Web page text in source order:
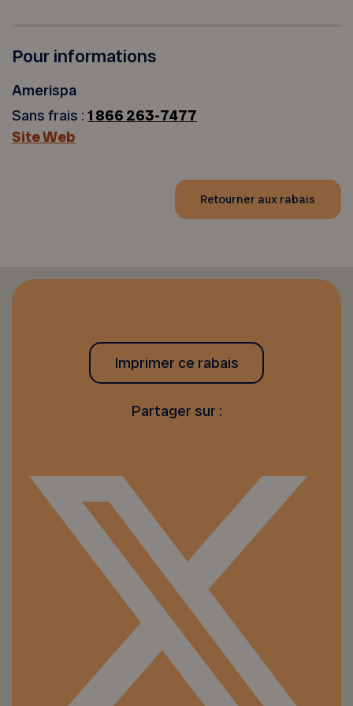
Pour informations
Amerispa
Sans frais :1 866 263-7477
Site Web
Retourner aux rabais
Imprimer ce rabais
Partager sur :